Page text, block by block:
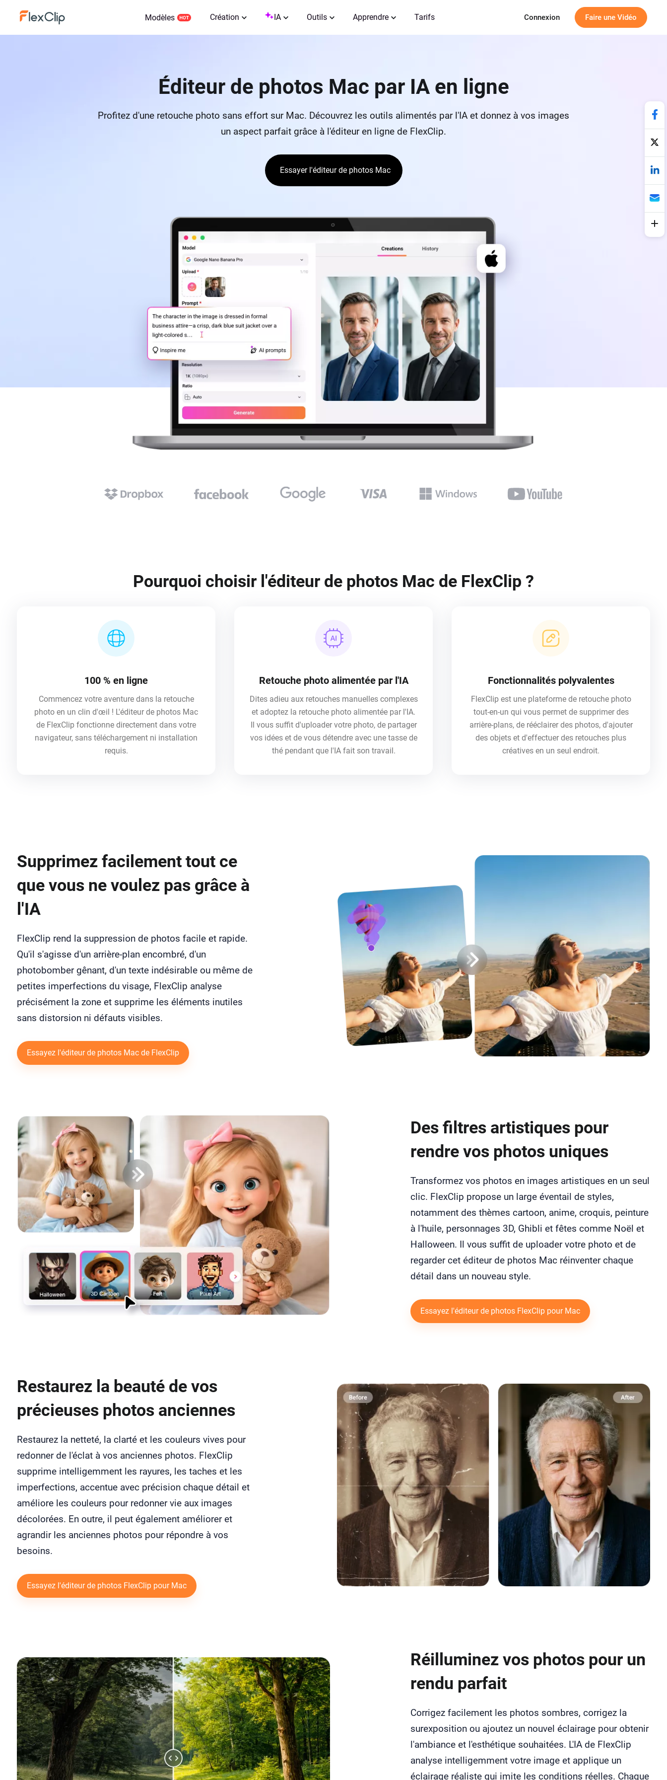
Modèles Création IA Outils Apprendre Tarifs Connexion Faire une Vidéo
Éditeur de photos Mac par IA en ligne
Profitez d'une retouche photo sans effort sur Mac. Découvrez les outils alimentés par l'IA et donnez à vos images
un aspect parfait grâce à l'éditeur en ligne de FlexClip.
Essayer l'éditeur de photos Mac
Pourquoi choisir l'éditeur de photos Mac de FlexClip ?
100 % en ligne
Commencez votre aventure dans la retouche
photo en un clin d'œil ! L'éditeur de photos Mac
de FlexClip fonctionne directement dans votre
navigateur, sans téléchargement ni installation
requis.
Retouche photo alimentée par l'IA
Dites adieu aux retouches manuelles complexes
et adoptez la retouche photo alimentée par l'IA.
Il vous suffit d'uploader votre photo, de partager
vos idées et de vous détendre avec une tasse de
thé pendant que l'IA fait son travail.
Fonctionnalités polyvalentes
FlexClip est une plateforme de retouche photo
tout-en-un qui vous permet de supprimer des
arrière-plans, de rééclairer des photos, d'ajouter
des objets et d'effectuer des retouches plus
créatives en un seul endroit.
Supprimez facilement tout ce
que vous ne voulez pas grâce à
l'IA
FlexClip rend la suppression de photos facile et rapide.
Qu'il s'agisse d'un arrière-plan encombré, d'un
photobomber gênant, d'un texte indésirable ou même de
petites imperfections du visage, FlexClip analyse
précisément la zone et supprime les éléments inutiles
sans distorsion ni défauts visibles.
Essayez l'éditeur de photos Mac de FlexClip
Des filtres artistiques pour
rendre vos photos uniques
Transformez vos photos en images artistiques en un seul
clic. FlexClip propose un large éventail de styles,
notamment des thèmes cartoon, anime, croquis, peinture
à l'huile, personnages 3D, Ghibli et fêtes comme Noël et
Halloween. Il vous suffit de uploader votre photo et de
regarder cet éditeur de photos Mac réinventer chaque
détail dans un nouveau style.
Essayez l'éditeur de photos FlexClip pour Mac
Restaurez la beauté de vos
précieuses photos anciennes
Restaurez la netteté, la clarté et les couleurs vives pour
redonner de l'éclat à vos anciennes photos. FlexClip
supprime intelligemment les rayures, les taches et les
imperfections, accentue avec précision chaque détail et
améliore les couleurs pour redonner vie aux images
décolorées. En outre, il peut également améliorer et
agrandir les anciennes photos pour répondre à vos
besoins.
Essayez l'éditeur de photos FlexClip pour Mac
Réilluminez vos photos pour un
rendu parfait
Corrigez facilement les photos sombres, corrigez la
surexposition ou ajoutez un nouvel éclairage pour obtenir
l'ambiance et l'esthétique souhaitées. L'IA de FlexClip
analyse intelligemment votre image et applique un
éclairage réaliste qui imite les conditions réelles. Chaque